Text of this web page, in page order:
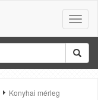
Toggle
Konyhai mérleg